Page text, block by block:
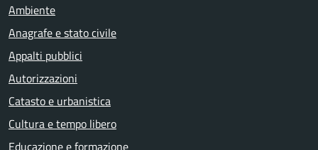
Ambiente
Anagrafe e stato civile
Appalti pubblici
Autorizzazioni
Catasto e urbanistica
Cultura e tempo libero
Educazione e formazione